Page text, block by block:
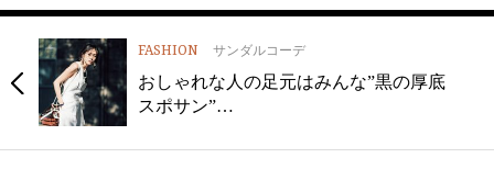
FASHION サンダルコーデ
おしゃれな人の足元はみんな”黒の厚底
スポサン”…